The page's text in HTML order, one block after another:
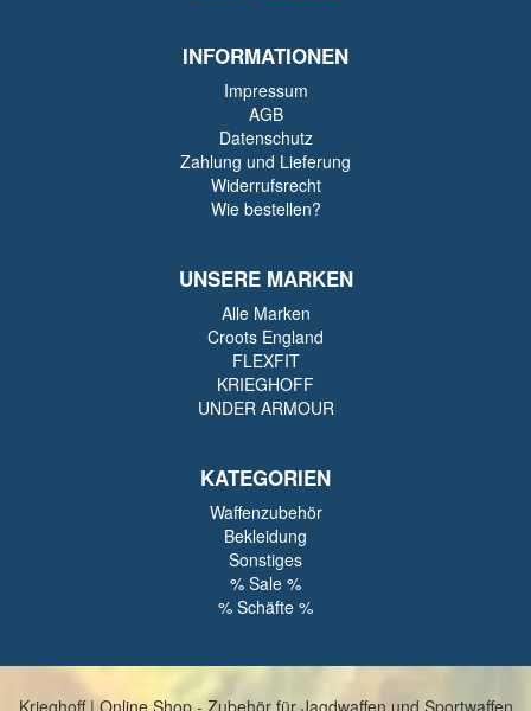
INFORMATIONEN
Impressum
AGB
Datenschutz
Zahlung und Lieferung
Widerrufsrecht
Wie bestellen?
UNSERE MARKEN
Alle Marken
Croots England
FLEXFIT
KRIEGHOFF
UNDER ARMOUR
KATEGORIEN
Waffenzubehör
Bekleidung
Sonstiges
% Sale %
% Schäfte %